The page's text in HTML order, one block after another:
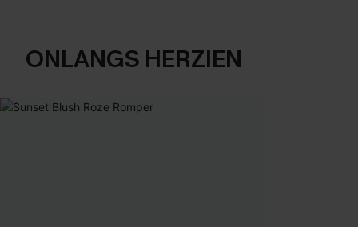
ONLANGS HERZIEN